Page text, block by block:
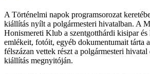
A Történelmi napok programsorozat
kiállítás nyílt a polgármesteri hivatalban. A
Honismereti Klub a szentgotthárdi kisipar és
emlékeit, fotóit, egyéb dokumentumait tárta
félszázan vettek részt a polgármesteri
kiállítás megnyitóján.